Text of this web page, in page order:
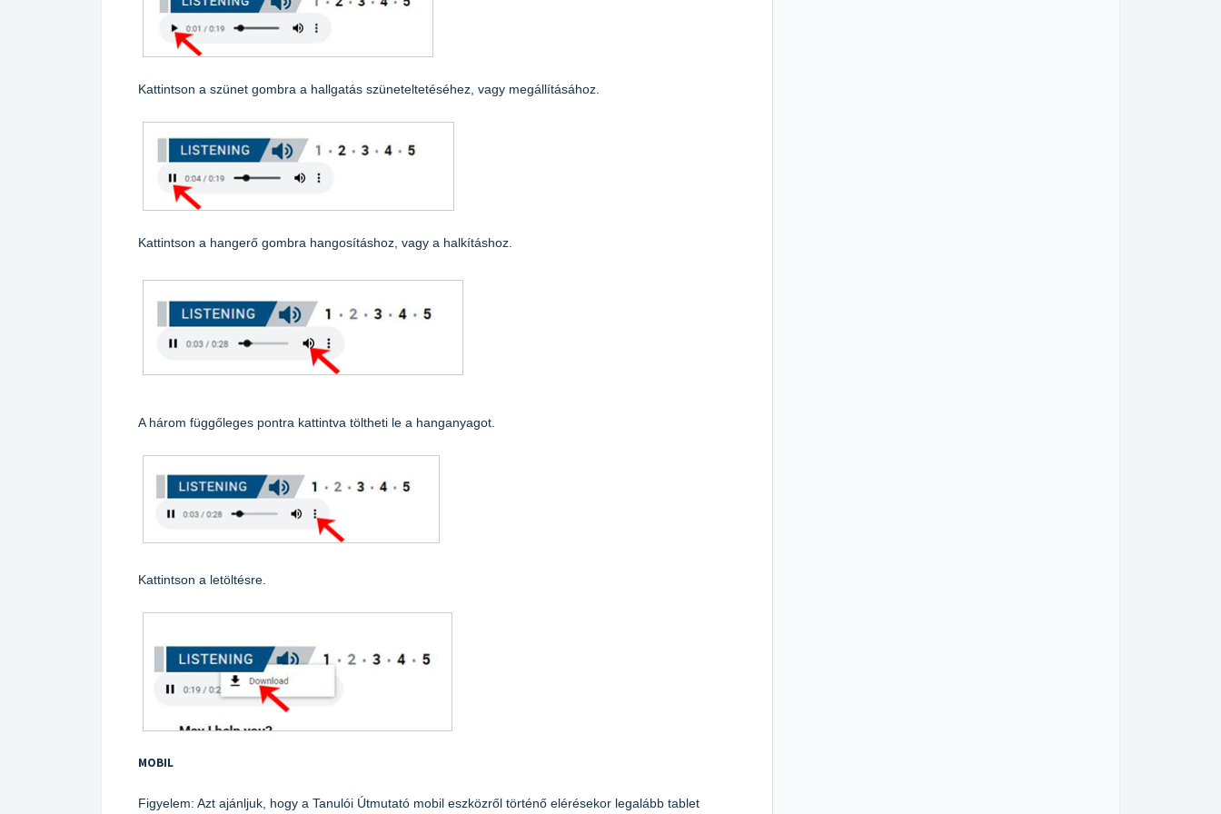
Kattintson a szünet gombra a hallgatás szüneteltetéséhez, vagy megállításához.
Kattintson a hangerő gombra hangosításhoz, vagy a halkításhoz.
A három függőleges pontra kattintva töltheti le a hanganyagot.
Kattintson a letöltésre.
MOBIL
Figyelem: Azt ajánljuk, hogy a Tanulói Útmutató mobil eszközről történő elérésekor legalább tablet